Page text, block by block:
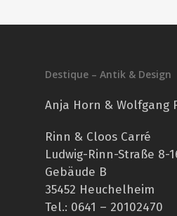
Destique – Antik & Design
Anja Horn & Wolfgang
Rinn & Cloos Carré
Ludwig-Rinn-Straße 8-
Gebäude B
35452 Heuchelheim
Tel.: 0641 – 20102470